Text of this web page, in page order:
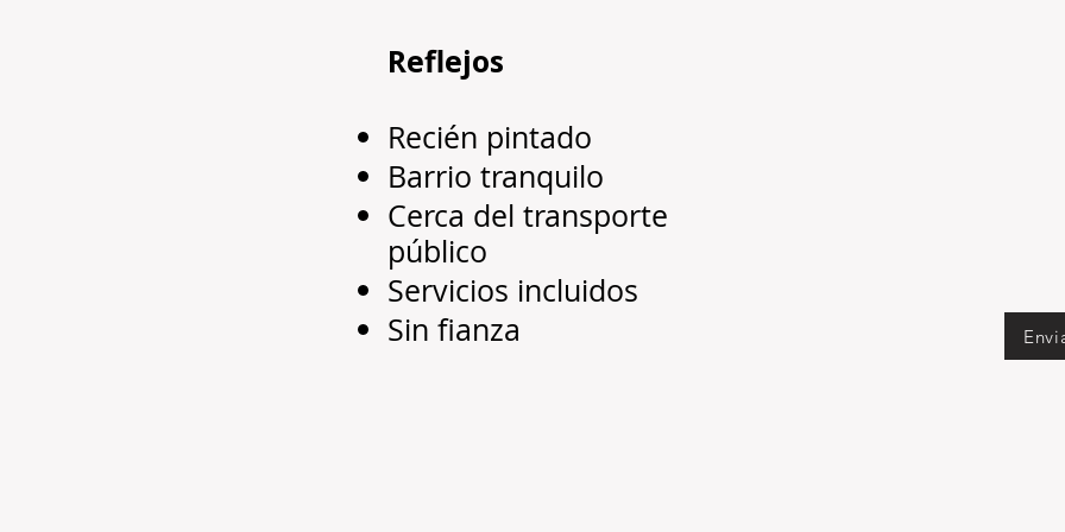
Reflejos
Recién pintado
Barrio tranquilo
Cerca del transporte
público
Servicios incluidos
Sin fianza